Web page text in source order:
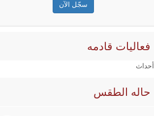
فعاليات قادمه
أحداث
حاله الطقس